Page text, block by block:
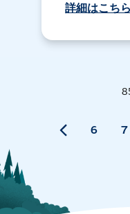
詳細はこちら
6 7